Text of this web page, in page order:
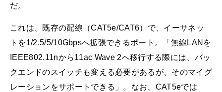
だ。
これは、既存の配線（CAT5e/CAT6）で、イーサネッ
トを1/2.5/5/10Gbpsへ拡張できるポート。「無線LANを
IEEE802.11nから11ac Wave 2へ移行する際には、バッ
クエンドのスイッチも変える必要があるが、そのマイグ
レーションをサポートできる」。なお、CAT5eでは